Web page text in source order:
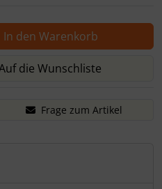
In den Warenkorb
die Wunschliste
Frage zum Artikel